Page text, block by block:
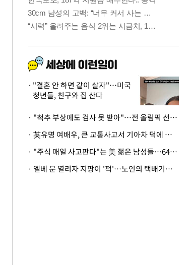
"결혼 안 하면 같이 살자"…미국
청년들, 친구와 집 산다
· "척추 부상에도 검사 못 받아"…전 올림픽 선수, 美봅슬레이협회 상대 소송
· 英유명 여배우, 큰 교통사고서 기아차 덕에 살았다
· "주식 매일 사고판다"는 美 젊은 남성들…64%가 "나는 인생의 패배자“
· 엘베 문 열리자 지팡이 '퍽'…노인의 택배기사 폭행 이유